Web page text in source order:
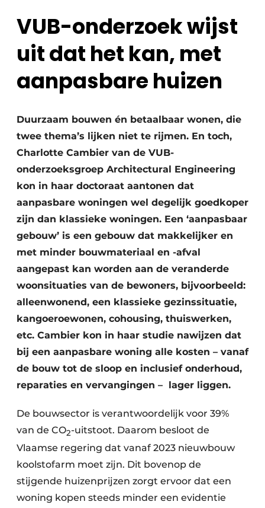
Vacatures
Video’s
Bedrijven
Bedrijven
Contact
Akoestiek
Beton & Staalbouw
Brandveiligheid
Evenementen
Houtbouw
HVAC
Interieurarchitectuur
Keukens
Renovatie
Software
Toegangscontrole
Veiligheid & Opleiding
VUB-onderzoek wijst
uit dat het kan, met
aanpasbare huizen
Duurzaam bouwen én betaalbaar wonen, die
twee thema’s lijken niet te rijmen. En toch,
Charlotte Cambier van de VUB-
onderzoeksgroep Architectural Engineering
kon in haar doctoraat aantonen dat
aanpasbare woningen wel degelijk goedkoper
zijn dan klassieke woningen. Een ‘aanpasbaar
gebouw’ is een gebouw dat makkelijker en
met minder bouwmateriaal en -afval
aangepast kan worden aan de veranderde
woonsituaties van de bewoners, bijvoorbeeld:
alleenwonend, een klassieke gezinssituatie,
kangoeroewonen, cohousing, thuiswerken,
etc. Cambier kon in haar studie nawijzen dat
bij een aanpasbare woning alle kosten – vanaf
de bouw tot de sloop en inclusief onderhoud,
reparaties en vervangingen – lager liggen.
De bouwsector is verantwoordelijk voor 39%
van de CO2-uitstoot. Daarom besloot de
Vlaamse regering dat vanaf 2023 nieuwbouw
koolstofarm moet zijn. Dit bovenop de
stijgende huizenprijzen zorgt ervoor dat een
woning kopen steeds minder een evidentie